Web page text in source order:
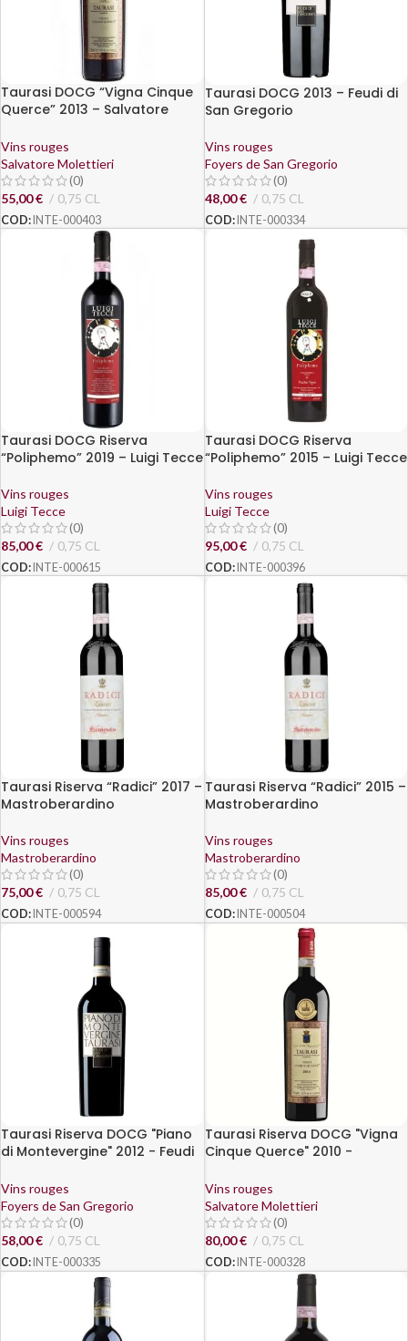
Taurasi DOCG “Vigna Cinque
Querce” 2013 – Salvatore
Vins rouges
Salvatore Molettieri
(0)
55,00€ 0,75 CL
COD: INTE-000403
Taurasi DOCG 2013 – Feudi di
San Gregorio
Vins rouges
Foyers de San Gregorio
(0)
48,00€ 0,75 CL
COD: INTE-000334
Taurasi DOCG Riserva
“Poliphemo” 2015 – Luigi Tecce
Vins rouges
Luigi Tecce
(0)
95,00€ 0,75 CL
COD: INTE-000396
Taurasi DOCG Riserva
“Poliphemo” 2019 – Luigi Tecce
Vins rouges
Luigi Tecce
(0)
85,00€ 0,75 CL
COD: INTE-000615
Taurasi Riserva “Radici” 2015 –
Mastroberardino
Vins rouges
Mastroberardino
(0)
85,00€ 0,75 CL
COD: INTE-000504
Taurasi Riserva “Radici” 2017 –
Mastroberardino
Vins rouges
Mastroberardino
(0)
75,00€ 0,75 CL
COD: INTE-000594
Taurasi Riserva DOCG "Vigna
Cinque Querce" 2010 -
Vins rouges
Salvatore Molettieri
(0)
80,00€ 0,75 CL
COD: INTE-000328
Taurasi Riserva DOCG "Piano
di Montevergine" 2012 - Feudi
Vins rouges
Foyers de San Gregorio
(0)
58,00€ 0,75 CL
COD: INTE-000335